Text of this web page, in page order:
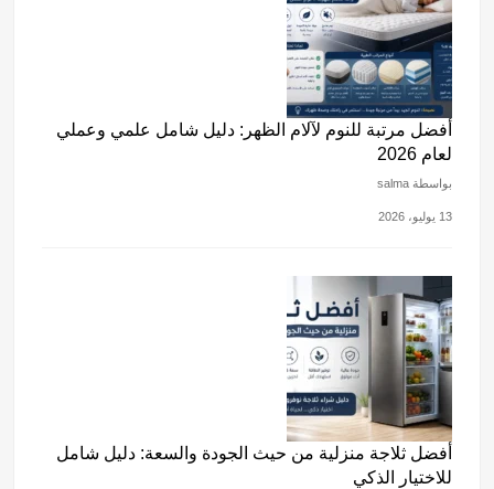
أفضل مرتبة للنوم لآلام الظهر: دليل شامل علمي وعملي
لعام 2026
بواسطة salma
13 يوليو، 2026
أفضل ثلاجة منزلية من حيث الجودة والسعة: دليل شامل
للاختيار الذكي